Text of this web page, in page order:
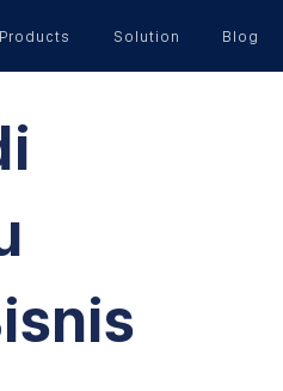
Products Solution Blog